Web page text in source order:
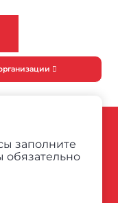
заполните